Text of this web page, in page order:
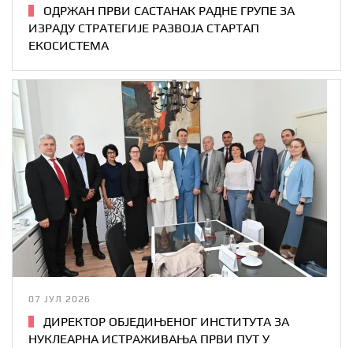
ОДРЖАН ПРВИ САСТАНАК РАДНЕ ГРУПЕ ЗА
ИЗРАДУ СТРАТЕГИЈЕ РАЗВОЈА СТАРТАП
ЕКОСИСТЕМА
07 ЈУЛ 2026
ДИРЕКТОР ОБЈЕДИЊЕНОГ ИНСТИТУТА ЗА
НУКЛЕАРНА ИСТРАЖИВАЊА ПРВИ ПУТ У